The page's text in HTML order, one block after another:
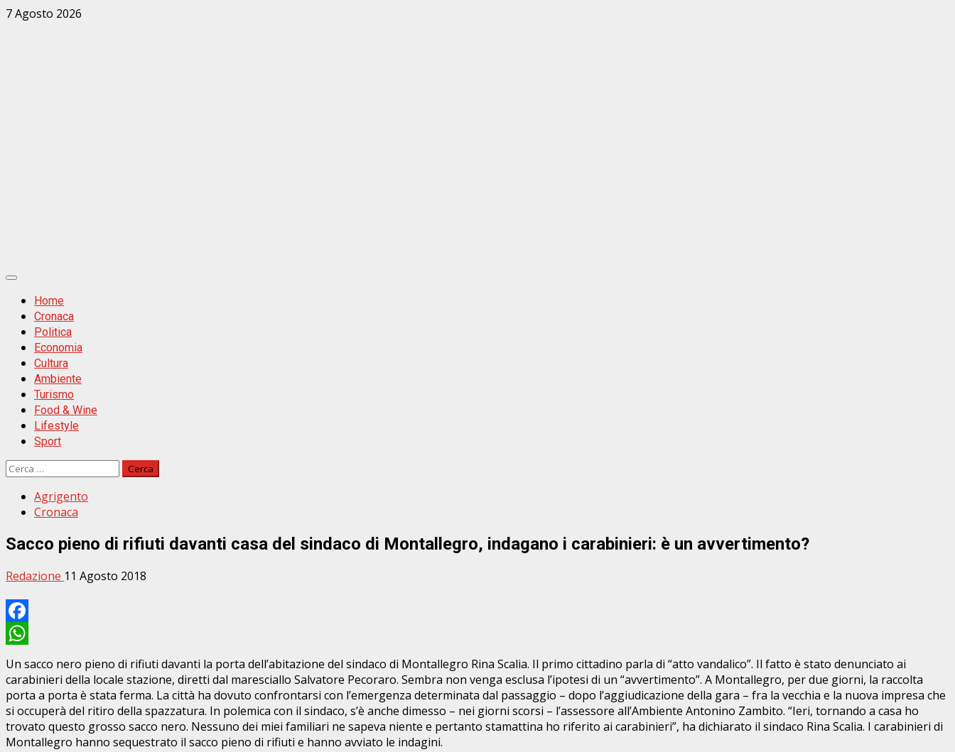
Zum
7 Agosto 2026
Primäres
MenüHome
Cronaca
Politica
Economia
Cultura
Ambiente
Turismo
Food & Wine
Lifestyle
Sport
Ricerca
Agrigento
Cronaca
Sacco pieno di rifiuti davanti casa del sindaco di Montallegro, indagano i carabinieri: è un avvertimento?
Redazione 11 Agosto 2018
Facebook
WhatsApp
Un sacco nero pieno di rifiuti davanti la porta dell’abitazione del sindaco di Montallegro Rina Scalia. Il primo cittadino parla di “atto vandalico”. Il fatto è stato denunciato ai
carabinieri della locale stazione, diretti dal maresciallo Salvatore Pecoraro. Sembra non venga esclusa l’ipotesi di un “avvertimento”. A Montallegro, per due giorni, la raccolta
porta a porta è stata ferma. La città ha dovuto confrontarsi con l’emergenza determinata dal passaggio – dopo l’aggiudicazione della gara – fra la vecchia e la nuova impresa che
si occuperà del ritiro della spazzatura. In polemica con il sindaco, s’è anche dimesso – nei giorni scorsi – l’assessore all’Ambiente Antonino Zambito. “Ieri, tornando a casa ho
trovato questo grosso sacco nero. Nessuno dei miei familiari ne sapeva niente e pertanto stamattina ho riferito ai carabinieri”, ha dichiarato il sindaco Rina Scalia. I carabinieri di
Montallegro hanno sequestrato il sacco pieno di rifiuti e hanno avviato le indagini.